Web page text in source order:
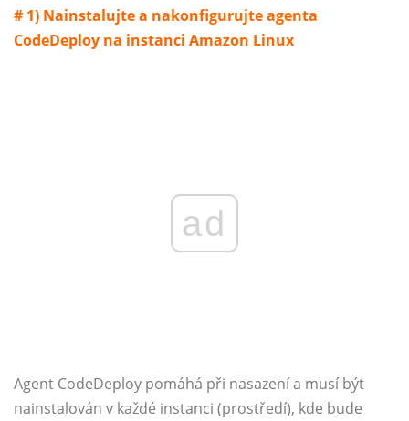
# 1) Nainstalujte a nakonfigurujte agenta
CodeDeploy na instanci Amazon Linux
ad
Agent CodeDeploy pomáhá při nasazení a musí být
nainstalován v každé instanci (prostředí), kde bude